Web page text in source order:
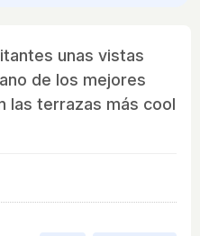
unas vistas
de los mejores
las terrazas más cool